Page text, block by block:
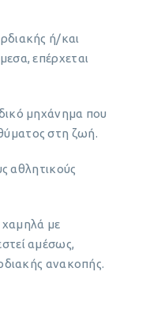
ή/και
επέρχεται
μηχάνημα που
στη ζωή.
αθλητικούς
με
αμέσως,
ανακοπής.